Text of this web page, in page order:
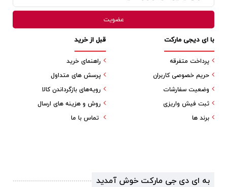
قبل از خرید
راهنمای خرید
پرسش های متداول
رویه‌های بازگرداندن کالا
روش و هزینه های ارسال
تماس با ما
با ای دیجی مارکت
پرداخت متفرقه
حریم خصوصی کاربران
وضعیت سفارشات
ثبت فیش واریزی
برند ها
به ای دی جی مارکت خوش آمدید